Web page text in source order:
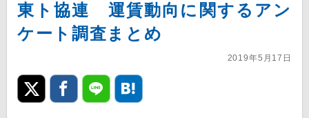
東ト協連 運賃動向に関するアン
ケート調査まとめ
2019年5月17日